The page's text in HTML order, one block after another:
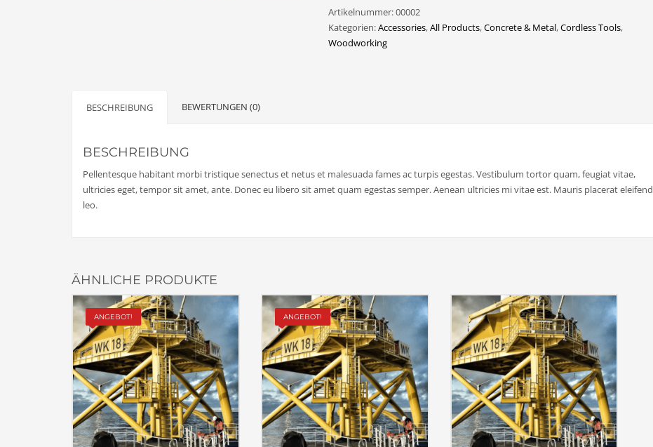
Artikelnummer:00002
Kategorien:Accessories,All Products,Concrete & Metal,Cordless Tools,
Woodworking
BESCHREIBUNG BEWERTUNGEN (0)
BESCHREIBUNG
Pellentesque habitant morbi tristique senectus et netus et malesuada fames ac turpis egestas. Vestibulum tortor quam, feugiat vitae,
ultricies eget, tempor sit amet, ante. Donec eu libero sit amet quam egestas semper. Aenean ultricies mi vitae est. Mauris placerat eleifend
leo.
ÄHNLICHE PRODUKTE
ANGEBOT! ANGEBOT!